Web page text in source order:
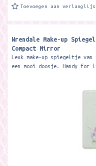
Toevoegen aan
Wrendale Make-up
Compact Mirror
Leuk make-up spiegeltje van
een mooi doosje. Handy for